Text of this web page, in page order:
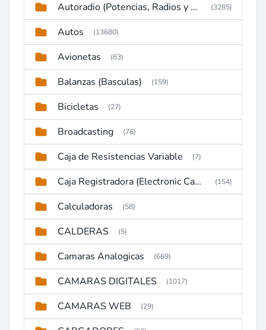
Autoradio (Potencias, Radios y DVD) (3285)
Autos (13680)
Avionetas (83)
Balanzas (Basculas) (159)
Bicicletas (27)
Broadcasting (76)
Caja de Resistencias Variable (7)
Caja Registradora (Electronic Cash Register) (154)
Calculadoras (58)
CALDERAS (5)
Camaras Analogicas (669)
CAMARAS DIGITALES (1017)
CAMARAS WEB (29)